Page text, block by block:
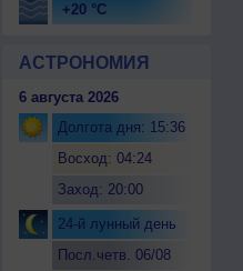
+20 °C
АСТРОНОМИЯ
6 августа 2026
Долгота дня: 15:36
Восход: 04:24
Заход: 20:00
24-й лунный день
Посл.четв. 06/08